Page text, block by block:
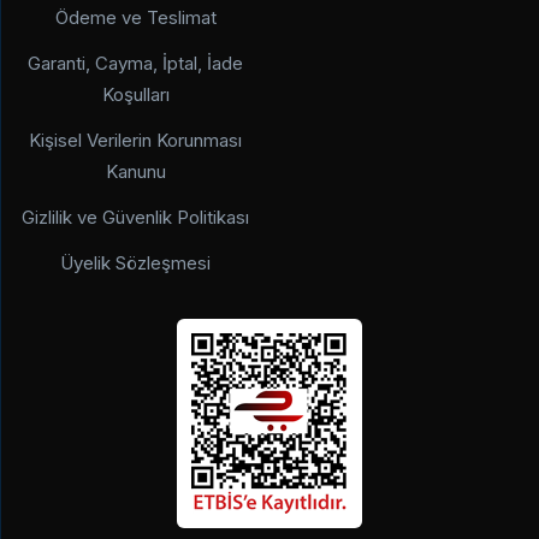
Ödeme ve Teslimat
Garanti, Cayma, İptal, İade
Koşulları
Kişisel Verilerin Korunması
Kanunu
Gizlilik ve Güvenlik Politikası
Üyelik Sözleşmesi